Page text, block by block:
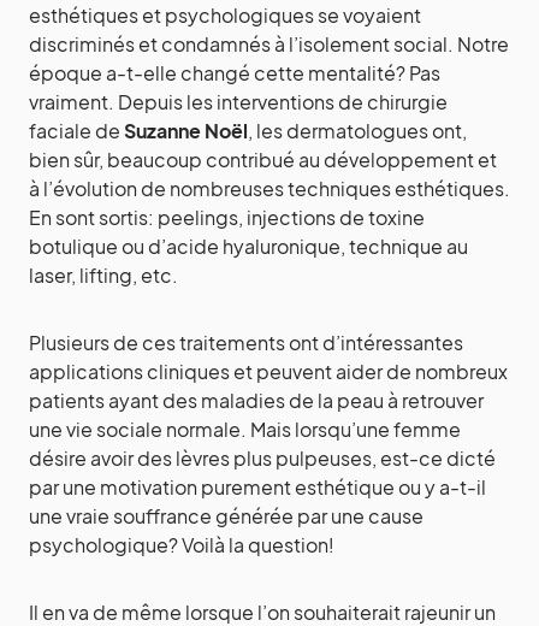
esthétiques et psychologiques se voyaient
discriminés et condamnés à l’isolement social. Notre
époque a-t-elle changé cette mentalité? Pas
vraiment. Depuis les interventions de chirurgie
faciale deSuzanne Noël, les dermatologues ont,
bien sûr, beaucoup contribué au développement et
à l’évolution de nombreuses techniques esthétiques.
En sont sortis: peelings, injections de toxine
botulique ou d’acide hyaluronique, technique au
laser, lifting, etc.
Plusieurs de ces traitements ont d’intéressantes
applications cliniques et peuvent aider de nombreux
patients ayant des maladies de la peau à retrouver
une vie sociale normale. Mais lorsqu’une femme
désire avoir des lèvres plus pulpeuses, est-ce dicté
par une motivation purement esthétique ou y a-t-il
une vraie souffrance générée par une cause
psychologique? Voilà la question!
Il en va de même lorsque l’on souhaiterait rajeunir un